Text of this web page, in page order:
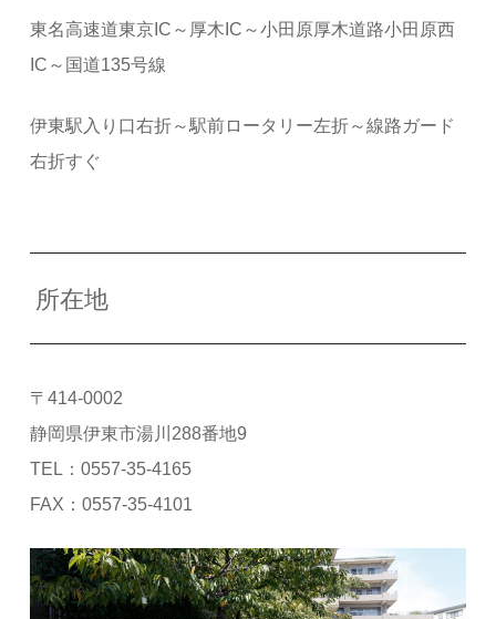
東名高速道東京IC～厚木IC～小田原厚木道路小田原西
IC～国道135号線
伊東駅入り口右折～駅前ロータリー左折～線路ガード
右折すぐ
所在地
〒414-0002
静岡県伊東市湯川288番地9
TEL：0557-35-4165
FAX：0557-35-4101